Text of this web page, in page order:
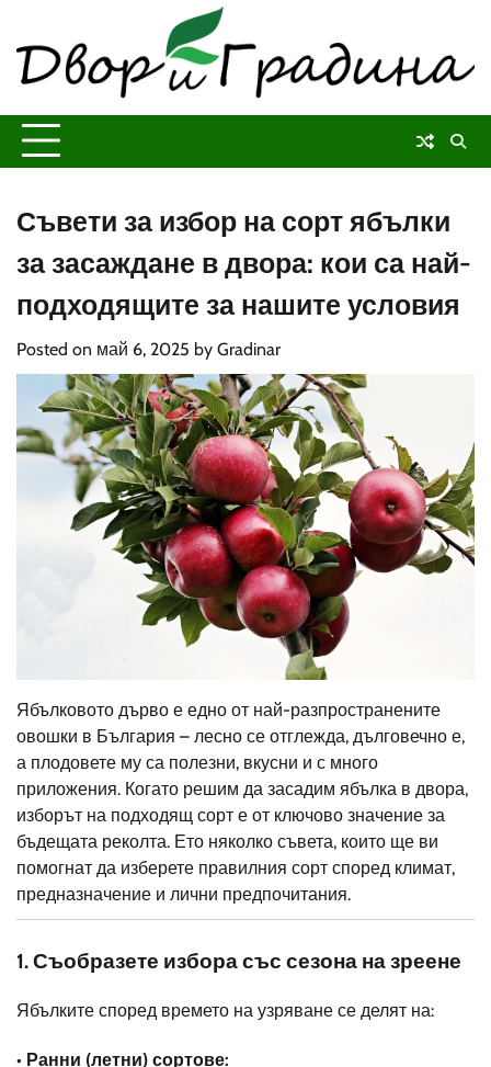
content
Съвети за избор на сорт ябълки
за засаждане в двора: кои са най-
подходящите за нашите условия
Posted on май 6, 2025 by Gradinar
Ябълковото дърво е едно от най-разпространените
овошки в България – лесно се отглежда, дълговечно е,
а плодовете му са полезни, вкусни и с много
приложения. Когато решим да засадим ябълка в двора,
изборът на подходящ сорт е от ключово значение за
бъдещата реколта. Ето няколко съвета, които ще ви
помогнат да изберете правилния сорт според климат,
предназначение и лични предпочитания.
1. Съобразете избора със сезона на зреене
Ябълките според времето на узряване се делят на:
• Ранни (летни) сортове: